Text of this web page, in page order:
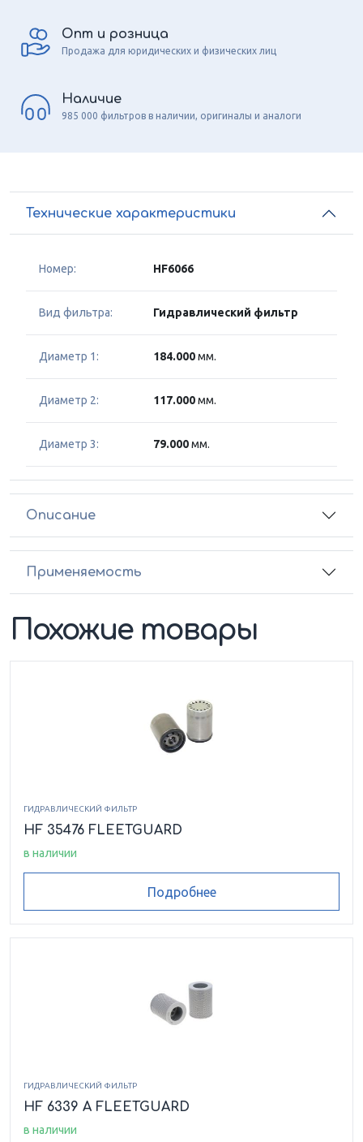
Опт и розница
Продажа для юридических и физических лиц
Наличие
985 000 фильтров в наличии, оригиналы и аналоги
Технические характеристики
Номер: HF6066
Вид фильтра: Гидравлический фильтр
Диаметр 1: 184.000мм.
Диаметр 2: 117.000мм.
Диаметр 3: 79.000мм.
Описание
Применяемость
Похожие товары
ГИДРАВЛИЧЕСКИЙ ФИЛЬТР
HF 35476 FLEETGUARD
в наличии
Подробнее
ГИДРАВЛИЧЕСКИЙ ФИЛЬТР
HF 6339 A FLEETGUARD
в наличии